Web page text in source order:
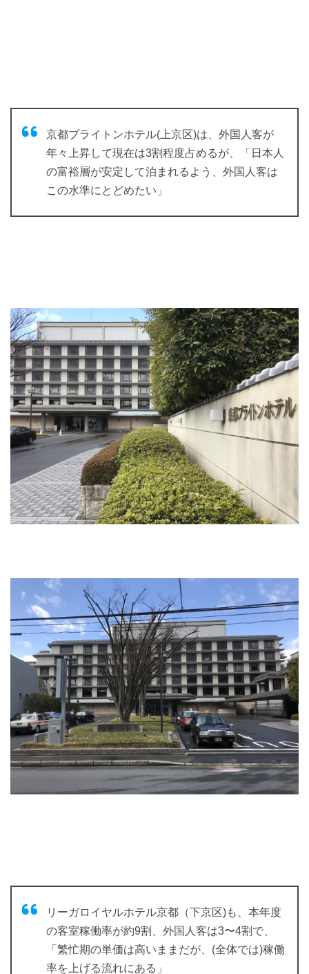
京都ブライトンホテル(上京区)は、外国人客が
年々上昇して現在は3割程度占めるが、「日本人
の富裕層が安定して泊まれるよう、外国人客は
この水準にとどめたい」
リーガロイヤルホテル京都（下京区)も、本年度
の客室稼働率が約9割、外国人客は3〜4割で、
「繁忙期の単価は高いままだが、(全体では)稼働
率を上げる流れにある」